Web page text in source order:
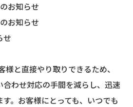
お知らせ
お知らせ
せ
様と直接やり取りできるため、
合わせ対応の手間を減らし、迅速
。お客様にとっても、いつでも